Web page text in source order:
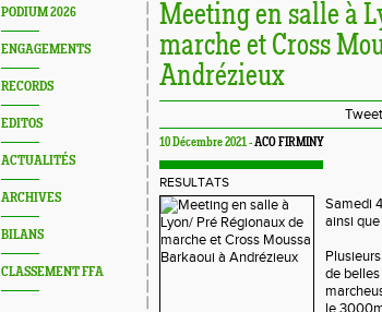
PODIUM 2026
ENGAGEMENTS
RECORDS
EDITOS
ACTUALITÉS
ARCHIVES
BILANS
CLASSEMENT FFA
Meeting en salle à
marche et Cross
Andrézieux
Tweet
10 Décembre 2021 -ACO FIRMINY
RESULTATS
Samedi
ainsi
de